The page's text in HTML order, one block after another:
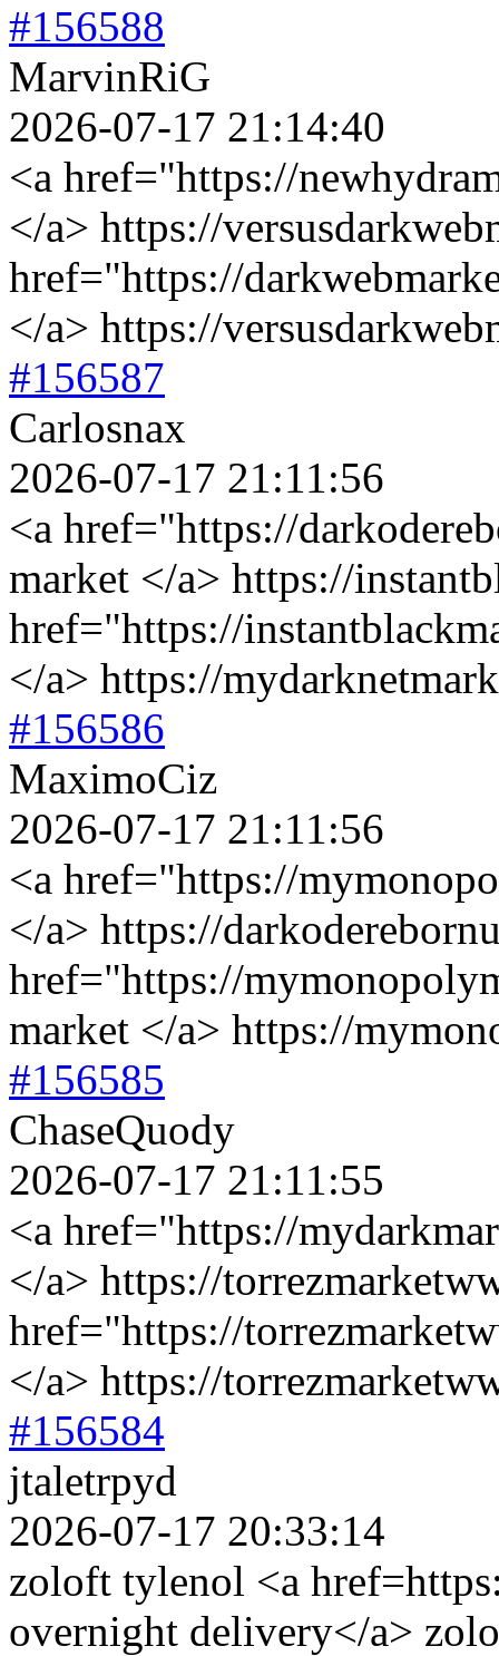
#156588
MarvinRiG
2026-07-17 21:14:40
<a href="https://
</a> https://
href="https://
</a> https://
#156587
Carlosnax
2026-07-17 21:11:56
<a href="https://
market </a> https://
href="https://
</a> https://
#156586
MaximoCiz
2026-07-17 21:11:56
<a href="https://
</a> https://
href="https://
market </a> https://
#156585
ChaseQuody
2026-07-17 21:11:55
<a href="https://
</a> https://
href="https://
</a> https://
#156584
jtaletrpyd
2026-07-17 20:33:14
zoloft tylenol <a
overnight delivery</a>